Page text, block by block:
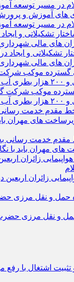
آموزش و پرورش
در مسیر توسعه
تشکیلاتی و ایجاد
های مالی
معدنی
خدمت ‌رسانی به
‌های مهران باید با
زائران اربعین
حمل‌ و نقل مرزی